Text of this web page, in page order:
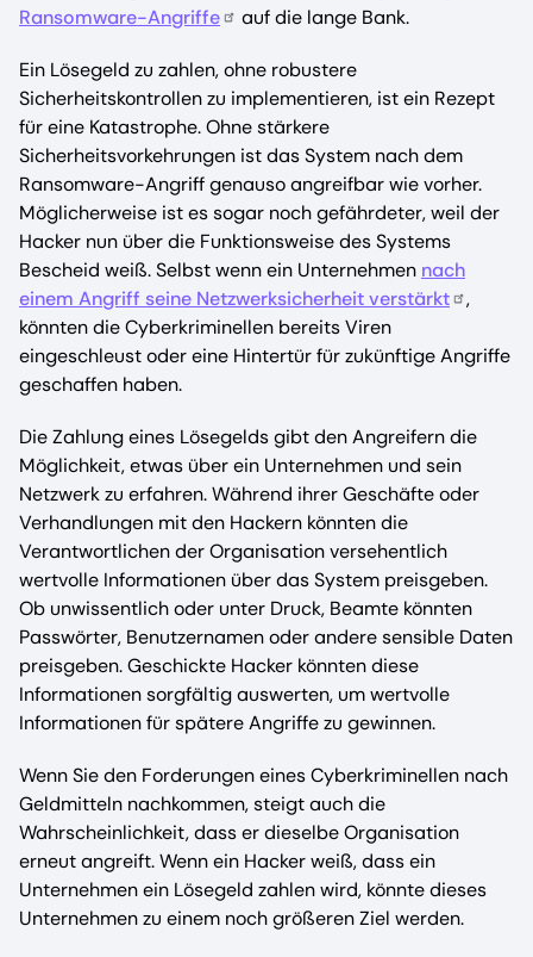
Ransomware-Angriffe
auf die lange Bank.
Ein Lösegeld zu zahlen, ohne robustere
Sicherheitskontrollen zu implementieren, ist ein Rezept
für eine Katastrophe. Ohne stärkere
Sicherheitsvorkehrungen ist das System nach dem
Ransomware-Angriff genauso angreifbar wie vorher.
Möglicherweise ist es sogar noch gefährdeter, weil der
Hacker nun über die Funktionsweise des Systems
Bescheid weiß. Selbst wenn ein Unternehmen nach
einem Angriff seine Netzwerksicherheit verstärkt
,
könnten die Cyberkriminellen bereits Viren
eingeschleust oder eine Hintertür für zukünftige Angriffe
geschaffen haben.
Die Zahlung eines Lösegelds gibt den Angreifern die
Möglichkeit, etwas über ein Unternehmen und sein
Netzwerk zu erfahren. Während ihrer Geschäfte oder
Verhandlungen mit den Hackern könnten die
Verantwortlichen der Organisation versehentlich
wertvolle Informationen über das System preisgeben.
Ob unwissentlich oder unter Druck, Beamte könnten
Passwörter, Benutzernamen oder andere sensible Daten
preisgeben. Geschickte Hacker könnten diese
Informationen sorgfältig auswerten, um wertvolle
Informationen für spätere Angriffe zu gewinnen.
Wenn Sie den Forderungen eines Cyberkriminellen nach
Geldmitteln nachkommen, steigt auch die
Wahrscheinlichkeit, dass er dieselbe Organisation
erneut angreift. Wenn ein Hacker weiß, dass ein
Unternehmen ein Lösegeld zahlen wird, könnte dieses
Unternehmen zu einem noch größeren Ziel werden.